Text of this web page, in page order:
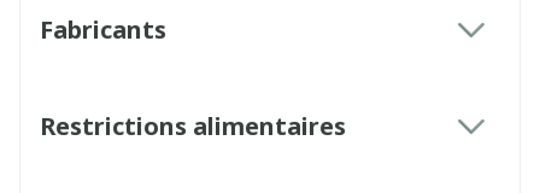
Fabricants
Restrictions alimentaires